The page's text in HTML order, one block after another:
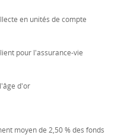
en unités de compte
pour l'assurance-vie
d'or
moyen de 2,50 % des fonds